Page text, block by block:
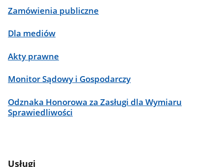
Zamówienia publiczne
Dla mediów
Akty prawne
Monitor Sądowy i Gospodarczy
Odznaka Honorowa za Zasługi dla Wymiaru
Sprawiedliwości
Usługi